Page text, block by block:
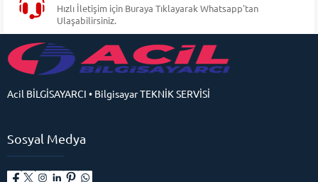
Hızlı İletişim için Buraya Tıklayarak Whatsapp'tan
Ulaşabilirsiniz.
Acil BİLGİSAYARCI • Bilgisayar TEKNİK SERVİSİ
Sosyal Medya